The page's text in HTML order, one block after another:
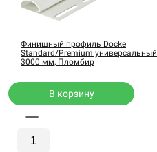
Каталог
В корзину
—
Финишный профиль Docke
Standard/Premium универсальный
3000 мм, Пломбир
314 руб/шт